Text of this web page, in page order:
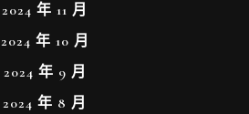
2024 年 11 月
2024 年 10 月
2024 年 9 月
2024 年 8 月